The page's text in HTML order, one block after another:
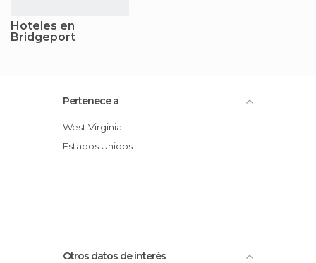
Hoteles en
Bridgeport
Pertenece a
West Virginia
Estados Unidos
Otros datos de interés